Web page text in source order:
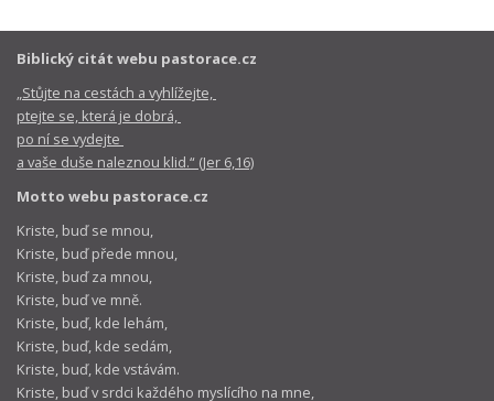
Biblický citát webu pastorace.cz
„Stůjte na cestách a vyhlížejte,
ptejte se, která je dobrá,
po ní se vydejte
a vaše duše naleznou klid.“ (Jer 6,16)
Motto webu pastorace.cz
Kriste, buď se mnou,
Kriste, buď přede mnou,
Kriste, buď za mnou,
Kriste, buď ve mně.
Kriste, buď, kde lehám,
Kriste, buď, kde sedám,
Kriste, buď, kde vstávám.
Kriste, buď v srdci každého myslícího na mne,